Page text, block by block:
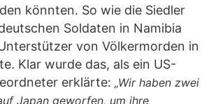
könnten. So wie die Siedler
Soldaten in Namibia
von Völkermorden in
Klar wurde das, als ein US-
erklärte: „Wir haben zwei
Japan geworfen, um ihre